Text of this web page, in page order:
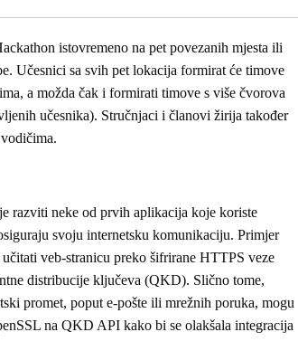
istovremeno na pet povezanih mjesta ili
Učesnici sa svih pet lokacija formirat će timove
a možda čak i formirati timove s više čvorova
učesnika). Stručnjaci i članovi žirija također
razviti neke od prvih aplikacija koje koriste
svoju internetsku komunikaciju. Primjer
veb-stranicu preko šifrirane HTTPS veze
distribucije ključeva (QKD). Slično tome,
promet, poput e-pošte ili mrežnih poruka, mogu
na QKD API kako bi se olakšala integracija